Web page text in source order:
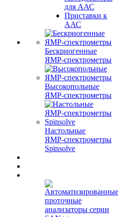
для ААС
Приставки к
ААС
Бескриогенные
ЯМР‑спектрометры
Высокопольные
ЯМР‑спектрометры
Настольные
ЯМР‑спектрометры
Spinsolve